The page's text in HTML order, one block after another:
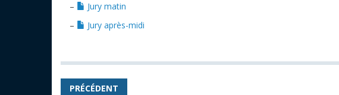
–
Jury matin
–
Jury après-midi
PRÉCÉDENT